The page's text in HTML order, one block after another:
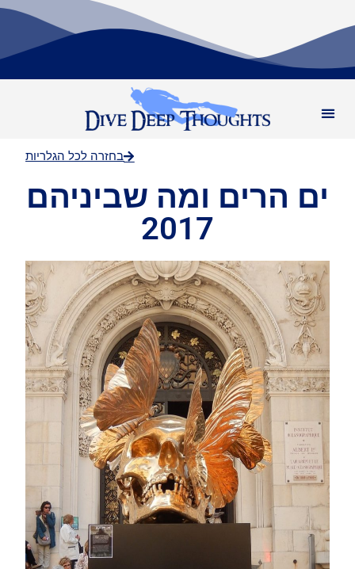
בחזרה לכל הגלריות
ים הרים ומה שביניהם
2017